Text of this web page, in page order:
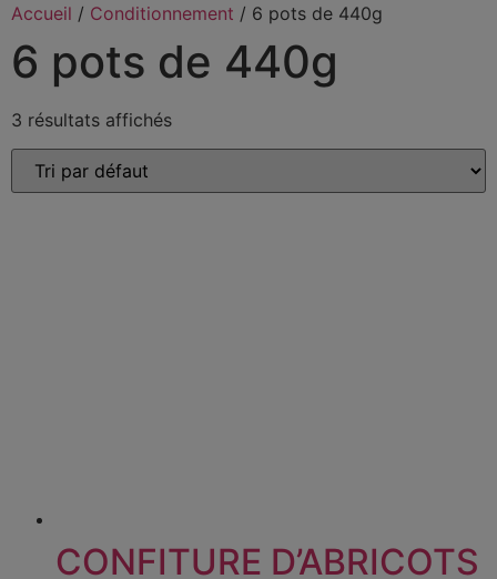
Accueil / Conditionnement / 6 pots de 440g
6 pots de 440g
3 résultats affichés
CONFITURE D’ABRICOTS